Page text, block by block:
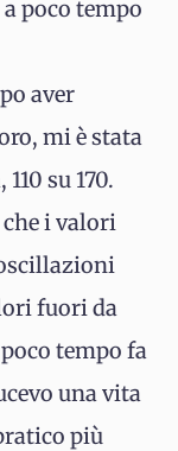
poco tempo
aver
mi è stata
su 170.
i valori
fuori da
tempo fa
una vita
più